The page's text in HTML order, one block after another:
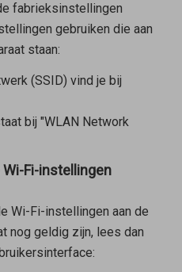
fabrieksinstellingen
gebruiken die aan
staan:
(SSID) vind je bij
bij "WLAN Network
Fi-instellingen
Wi-Fi-instellingen aan de
nog geldig zijn, lees dan